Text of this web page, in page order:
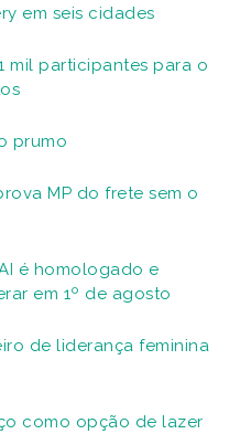
em seis cidades
mil participantes para o
prumo
MP do frete sem o
é homologado e
em 1º de agosto
de liderança feminina
como opção de lazer